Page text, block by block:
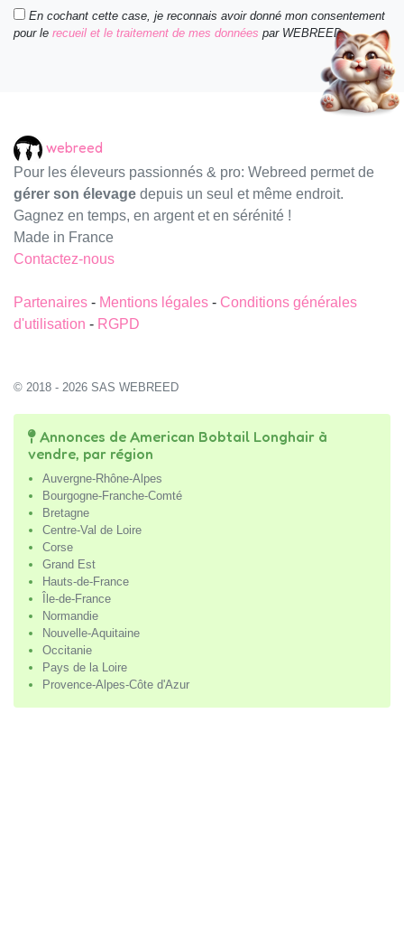
En cochant cette case, je reconnais avoir donné mon consentement
pour le recueil et le traitement de mes données par WEBREED.
webreed
Pour les éleveurs passionnés & pro: Webreed permet de
gérer son élevage depuis un seul et même endroit.
Gagnez en temps, en argent et en sérénité !
Made in France
Contactez-nous
Partenaires - Mentions légales - Conditions générales
d'utilisation - RGPD
© 2018 - 2026 SAS WEBREED
Annonces de American Bobtail Longhair à
vendre, par région
Auvergne-Rhône-Alpes
Bourgogne-Franche-Comté
Bretagne
Centre-Val de Loire
Corse
Grand Est
Hauts-de-France
Île-de-France
Normandie
Nouvelle-Aquitaine
Occitanie
Pays de la Loire
Provence-Alpes-Côte d'Azur